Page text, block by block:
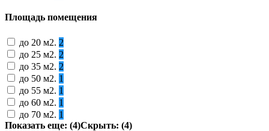
Площадь помещения
до 20 м2. 2
до 25 м2. 2
до 35 м2. 2
до 50 м2. 1
до 55 м2. 1
до 60 м2. 1
до 70 м2. 1
Показать еще: (4)Скрыть: (4)